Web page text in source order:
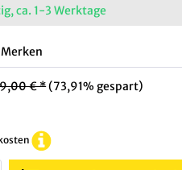
ca. 1-3 Werktage
Merken
€ *(73,91% gespart)